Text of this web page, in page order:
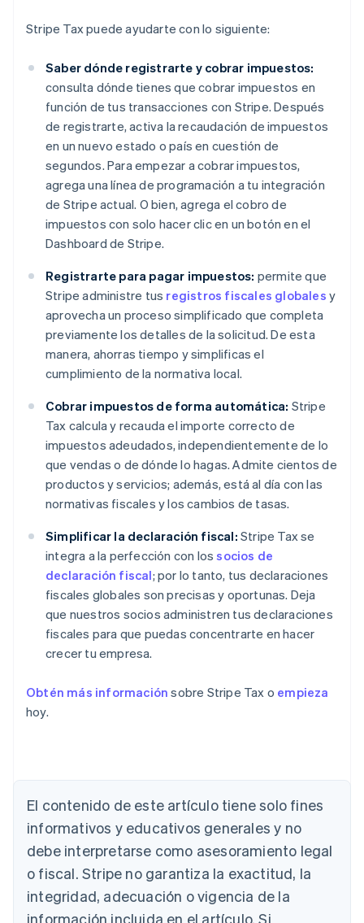
Stripe Tax puede ayudarte con lo siguiente:
Saber dónde registrarte y cobrar impuestos:
consulta dónde tienes que cobrar impuestos en
función de tus transacciones con Stripe. Después
de registrarte, activa la recaudación de impuestos
en un nuevo estado o país en cuestión de
segundos. Para empezar a cobrar impuestos,
agrega una línea de programación a tu integración
de Stripe actual. O bien, agrega el cobro de
impuestos con solo hacer clic en un botón en el
Dashboard de Stripe.
Registrarte para pagar impuestos: permite que
Stripe administre tus registros fiscales globales y
aprovecha un proceso simplificado que completa
previamente los detalles de la solicitud. De esta
manera, ahorras tiempo y simplificas el
cumplimiento de la normativa local.
Cobrar impuestos de forma automática: Stripe
Tax calcula y recauda el importe correcto de
impuestos adeudados, independientemente de lo
que vendas o de dónde lo hagas. Admite cientos de
productos y servicios; además, está al día con las
normativas fiscales y los cambios de tasas.
Simplificar la declaración fiscal: Stripe Tax se
integra a la perfección con lossocios de
declaración fiscal; por lo tanto, tus declaraciones
fiscales globales son precisas y oportunas. Deja
que nuestros socios administren tus declaraciones
fiscales para que puedas concentrarte en hacer
crecer tu empresa.
Obtén más información sobre Stripe Tax o empieza
hoy.
El contenido de este artículo tiene solo fines
informativos y educativos generales y no
debe interpretarse como asesoramiento legal
o fiscal. Stripe no garantiza la exactitud, la
integridad, adecuación o vigencia de la
información incluida en el artículo. Si
Alemania
DeutschEnglish
Australia